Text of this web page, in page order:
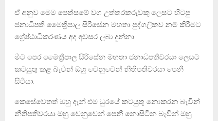
ඒ අනුව මෙම පෙත්සමේ වග උත්තරකරුවකු ලෙසට හිටපු
ජනාධිපති මෛත්‍රීපාල සිරිසේන මහතා පුද්ගලිකව නම් කිරීමට
ශ්‍රේෂ්ඨාධිකරණය අද අවසර ලබා දුන්නා.
මීට පෙර මෛත්‍රීපාල සිරිසේන මහතා ජනාධිපතිවරයා ලෙසට
කටයුතු කළ බැවින් ඔහු වෙනුවෙන් නීතිපතිවරයා පෙනී
සිටියා.
කෙසේවෙතත් ඔහු දැන් එම ධුරයේ කටයුතු නොකරන බැවින්
නීතිපතිවරයා ඔහු වෙනුවෙන් පෙනී නොසිටින බැවින් ඔහු